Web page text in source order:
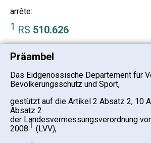
arrête:
1 RS 510.626
Präambel
Das Eidgenössische Departement für
Bevölkerungsschutz und Sport,
gestützt auf die Artikel 2 Absatz 2, 10
Absatz 2
der Landesvermessungsverordnung
20081 (LVV),